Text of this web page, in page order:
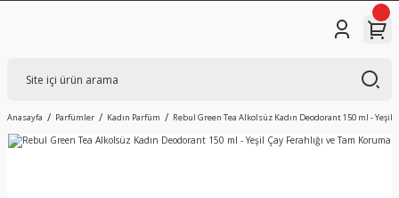
Anasayfa Parfümler Kadın Parfüm Rebul Green Tea Alkolsüz Kadın Deodorant 150 ml - Yeşil